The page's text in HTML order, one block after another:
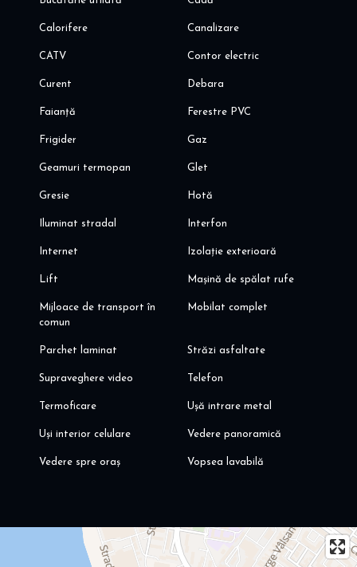
Calorifere Canalizare
CATV Contor electric
Curent Debara
Faianță Ferestre PVC
Frigider Gaz
Geamuri termopan Glet
Gresie Hotă
Iluminat stradal Interfon
Internet Izolație exterioară
Lift Mașină de spălat rufe
Mijloace de transport în
comun
Mobilat complet
Parchet laminat Străzi asfaltate
Supraveghere video Telefon
Termoficare Ușă intrare metal
Uși interior celulare Vedere panoramică
Vedere spre oraș Vopsea lavabilă